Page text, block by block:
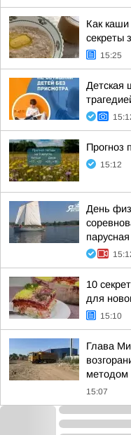
Как
секреты
15:25
Детская
Прогноз
15:12
День
парусная
10
для
15:10
Глава
методом
15:07